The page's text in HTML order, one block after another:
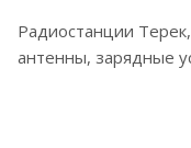
Радиостанции
антенны, зарядные